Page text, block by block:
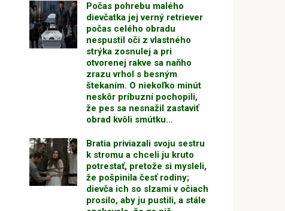
Počas pohrebu malého
dievčatka jej verný retriever
počas celého obradu
nespustil oči z vlastného
strýka zosnulej a pri
otvorenej rakve sa naňho
zrazu vrhol s besným
štekaním. O niekoľko minút
neskôr príbuzní pochopili,
že pes sa nesnažil zastaviť
obrad kvôli smútku…
Bratia priviazali svoju sestru
k stromu a chceli ju kruto
potrestať, pretože si mysleli,
že pošpinila česť rodiny;
dievča ich so slzami v očiach
prosilo, aby ju pustili, a stále